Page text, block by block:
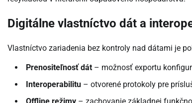
Digitálne vlastníctvo dát a
Vlastníctvo zariadenia bez kontroly nad dátami je
Prenositeľnosť dát – možnosť exportu
Interoperabilitu – otvorené protokoly pre